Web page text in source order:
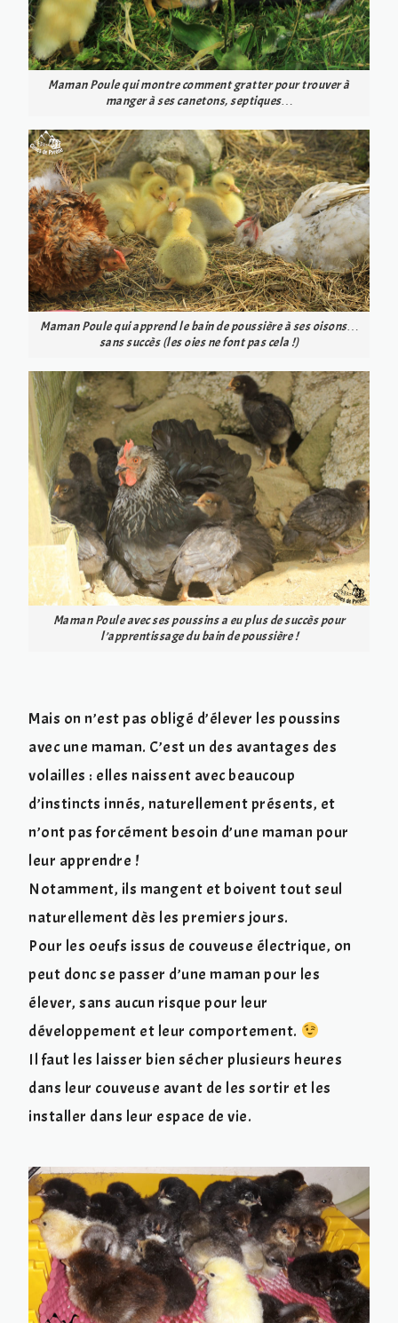
Maman Poule qui montre comment gratter pour trouver à
manger à ses canetons, septiques…
Maman Poule qui apprend le bain de poussière à ses oisons…
sans succès (les oies ne font pas cela !)
Maman Poule avec ses poussins a eu plus de succès pour
l’apprentissage du bain de poussière !
Mais on n’est pas obligé d’élever les poussins
avec une maman. C’est un des avantages des
volailles : elles naissent avec beaucoup
d’instincts innés, naturellement présents, et
n’ont pas forcément besoin d’une maman pour
leur apprendre !
Notamment, ils mangent et boivent tout seul
naturellement dès les premiers jours.
Pour les oeufs issus de couveuse électrique, on
peut donc se passer d’une maman pour les
élever, sans aucun risque pour leur
développement et leur comportement.
Il faut les laisser bien sécher plusieurs heures
dans leur couveuse avant de les sortir et les
installer dans leur espace de vie.